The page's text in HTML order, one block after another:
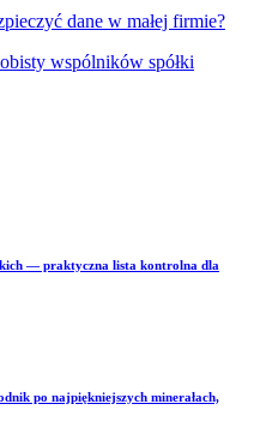
dane w małej firmie?
wspólników spółki
— praktyczna lista kontrolna dla
po najpiękniejszych minerałach,